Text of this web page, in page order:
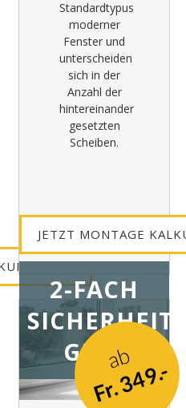
»
Standardtypus
moderner
Fenster und
unterscheiden
sich in der
Anzahl der
hintereinander
gesetzten
Scheiben.
JETZT MONTAGE
2-FACH
GLAS
ab
Fr. 349.-